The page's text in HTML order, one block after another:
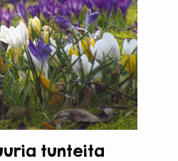
tunteita